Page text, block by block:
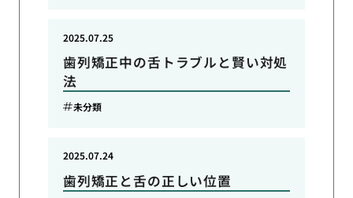
歯列矯正中の舌トラブルと賢い対処
法
2025.07.25
未分類
歯列矯正と舌の正しい位置
2025.07.24